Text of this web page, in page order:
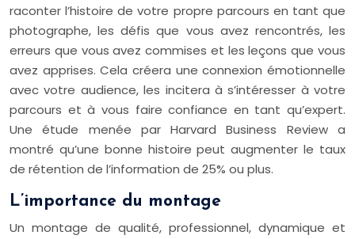
raconter l’histoire de votre propre parcours en tant que
photographe, les défis que vous avez rencontrés, les
erreurs que vous avez commises et les leçons que vous
avez apprises. Cela créera une connexion émotionnelle
avec votre audience, les incitera à s’intéresser à votre
parcours et à vous faire confiance en tant qu’expert.
Une étude menée par Harvard Business Review a
montré qu’une bonne histoire peut augmenter le taux
de rétention de l’information de 25% ou plus.
L’importance du montage
Un montage de qualité, professionnel, dynamique et